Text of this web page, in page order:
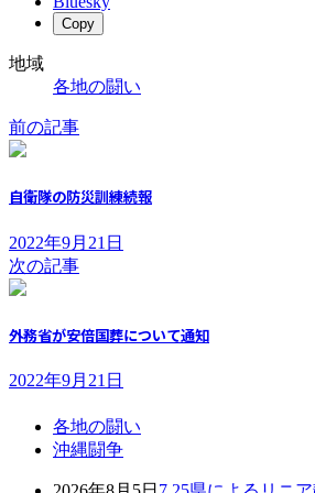
Copy
地域
各地の闘い
前の記事
自衛隊の防災訓練続報
2022年9月21日
次の記事
外務省が安倍国葬について通知
2022年9月21日
各地の闘い
沖縄闘争